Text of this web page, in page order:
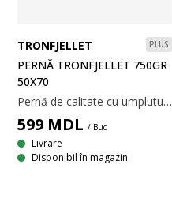
TRONFJELLET PLUS
PERNĂ TRONFJELLET 750GR
50X70
Pernă de calitate cu umplutură unică asemănătoare pufului, din puf de fibră siliconizată, 750 g. Puful de fibră moale își păstrează volumul și este ușor de aranjat la loc. Țesătură moale din 100% bumbac cambric. Temperatură spălare: 60°C. 50x70 cm
599 MDL / Buc
Livrare
Disponibil în magazin